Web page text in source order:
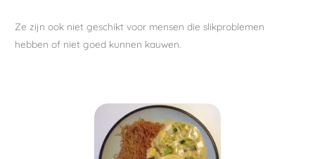
Ze zijn ook niet geschikt voor mensen die slikproblemen
hebben of niet goed kunnen kauwen.